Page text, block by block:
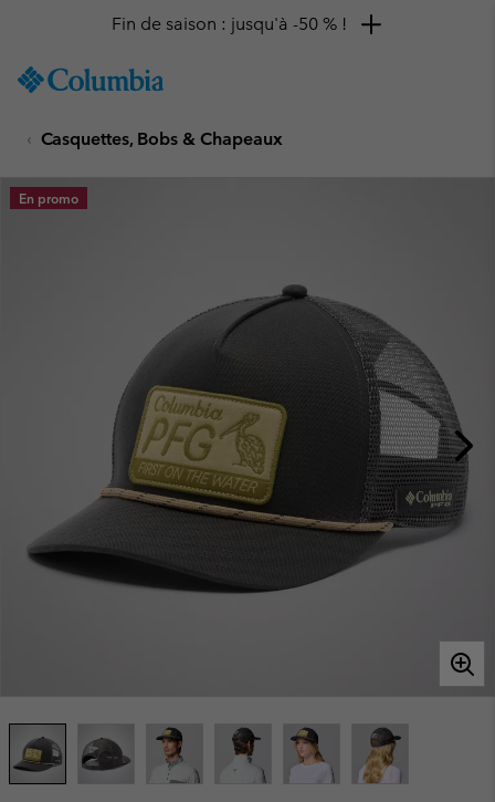
TO
SKIP
MAIN
NAV
Fin de saison : jusqu'à -50 % !
Casquettes, Bobs & Chapeaux
En promo